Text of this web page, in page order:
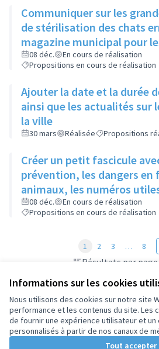
Informations sur les cookies
Nous utilisons des cookies sur notre site
performance et les contenus du site. Les
de fournir une expérience utilisateur et un
personnalisés à partir de nos canaux de
Tout accepter
Communiquer sur les
de stérilisation des chats
magazine municipal pour
suivantes:
08 déc.
En cours de réalisation
Propositions en cours de réalisation
Ajouter la date et la durée
ainsi que les actualités sur
la ville
30 mars Réalisée Propositions
Créer un petit fascicule
prévention, les dangers en
animaux, les numéros
en 2)
08 déc.
En cours de réalisation
Propositions en cours de réalisation
Résultats par page
1 2 3 … 8
Conditions d'utilisation
Paramètres des cookies